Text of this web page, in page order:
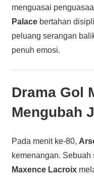
menguasai
Palacebertahan
peluang serangan
penuh emosi.
Drama Gol
Mengubah
Pada menit ke-80,
kemenangan.
Maxence Lacroix